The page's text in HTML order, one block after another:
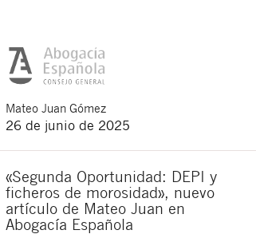
Mateo Juan Gómez
26 de junio de 2025
«Segunda Oportunidad: DEPI y
ficheros de morosidad», nuevo
artículo de Mateo Juan en
Abogacía Española